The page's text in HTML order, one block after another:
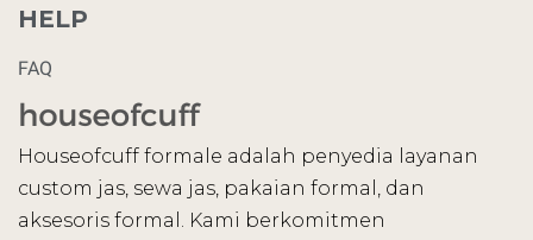
HELP
FAQ
Houseofcuff formale adalah penyedia layanan
custom jas, sewa jas, pakaian formal, dan
aksesoris formal. Kami berkomitmen